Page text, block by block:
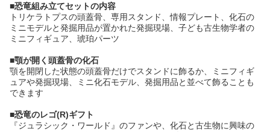
■恐竜組み立てセットの内容
トリケラトプスの頭蓋骨、専用スタンド、情報プレート、化石の
ミニモデルと発掘用品が置かれた発掘現場、子ども古生物学者の
ミニフィギュア、琥珀パーツ
■顎が開く頭蓋骨の化石
顎を開閉した状態の頭蓋骨だけでスタンドに飾るか、ミニフィギ
ュアや発掘現場、ミニ化石モデル、発掘用品と並べて飾ることも
できます
■恐竜のレゴ(R)ギフト
『ジュラシック・ワールド』のファンや、化石と古生物に興味の